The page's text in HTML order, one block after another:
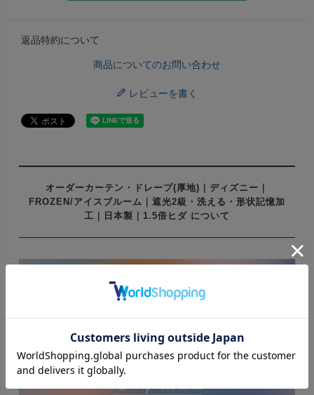
返品特約について
商品についてのお問い合わせ
レビューを書く
オーダーカーテン・ドレープ(厚地)｜ディズニー｜
FROZEN/アイスブルーム｜遮光2級・洗える・形状記憶加
工｜日本製｜1.5倍ヒダ について